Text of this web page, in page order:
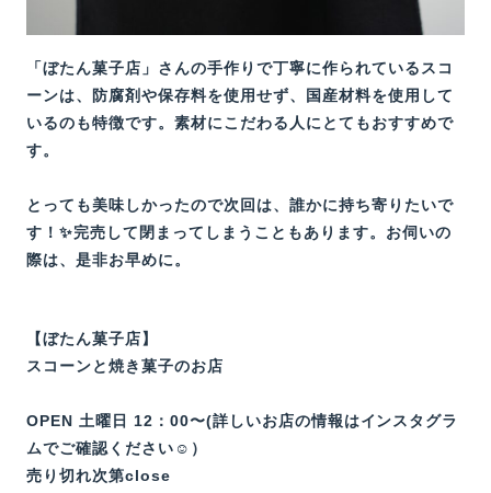
「ぼたん菓子店」さんの手作りで丁寧に作られているスコ
ーンは、防腐剤や保存料を使用せず、国産材料を使用して
いるのも特徴です。素材にこだわる人にとてもおすすめで
す。
とっても美味しかったので次回は、誰かに持ち寄りたいで
す！✨完売して閉まってしまうこともあります。お伺いの
際は、是非お早めに。
【ぼたん菓子店】
スコーンと焼き菓子のお店
OPEN 土曜日 12：00〜(詳しいお店の情報はインスタグラ
ムでご確認ください☺️）
売り切れ次第close